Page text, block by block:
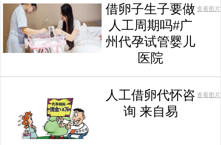
借卵子生子要做
人工周期吗#广
州代孕试管婴儿
医院
查看图片
人工借卵代怀咨
询 来自易
查看图片